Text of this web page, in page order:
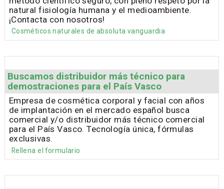
natural fisiología humana y el medioambiente.
¡Contacta con nosotros!
Cosméticos naturales de absoluta vanguardia
Buscamos distribuidor más técnico para
demostraciones para el País Vasco
Empresa de cosmética corporal y facial con años
de implantación en el mercado español busca
comercial y/o distribuidor más técnico comercial
para el País Vasco. Tecnología única, fórmulas
exclusivas.
Rellena el formulario